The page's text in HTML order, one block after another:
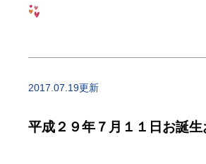
2017.07.19更新
平成２９年７月１１日お誕生